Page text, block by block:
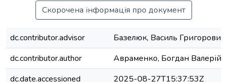
Скорочена інформація про документ
dc.contributor.advisor
Базелюк, Василь Григорович
dc.contributor.author
Авраменко, Богдан
dc.date.accessioned
2025-08-27T15:37:53Z